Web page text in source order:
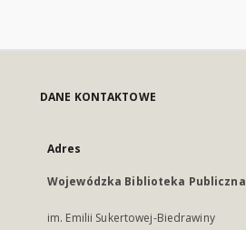
DANE KONTAKTOWE
Adres
Wojewódzka Biblioteka Publiczna
im. Emilii Sukertowej-Biedrawiny